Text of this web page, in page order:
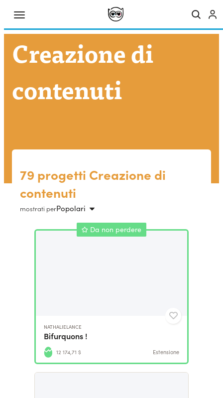
Creazione di
contenuti
79 progetti Creazione di
contenuti
mostrati perPopolari
Da non perdere
NATHALIELANCE
Bifurquons !
12 174,71 $ Estensione